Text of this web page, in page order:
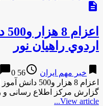
description
اردوي راهيان نور
bookmark خبر مهم ایران access_time
56 years ago
chat_bubble0
اعزام 8 هزار
گزارش مركز اطلاع رسانی
View article...